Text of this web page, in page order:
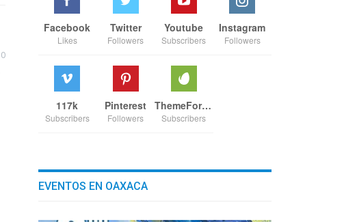
0
Facebook
Likes
Twitter
Followers
Youtube
Subscribers
Instagram
Followers
117k
Subscribers
Pinterest
Followers
ThemeForest
Subscribers
EVENTOS EN OAXACA